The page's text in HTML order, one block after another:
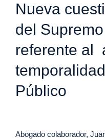
Nueva
del
referente al
Público
Abogado colaborador,